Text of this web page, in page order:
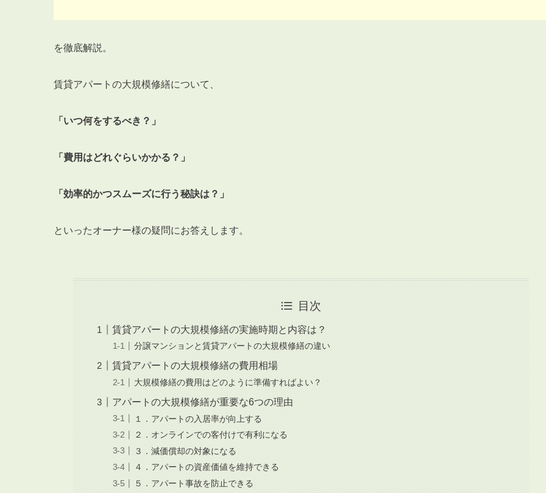
を徹底解説。
賃貸アパートの大規模修繕について、
「いつ何をするべき？」
「費用はどれぐらいかかる？」
「効率的かつスムーズに行う秘訣は？」
といったオーナー様の疑問にお答えします。
目次
賃貸アパートの大規模修繕の実施時期と内容は？
分譲マンションと賃貸アパートの大規模修繕の違い
賃貸アパートの大規模修繕の費用相場
大規模修繕の費用はどのように準備すればよい？
アパートの大規模修繕が重要な6つの理由
１．アパートの入居率が向上する
２．オンラインでの客付けで有利になる
３．減価償却の対象になる
４．アパートの資産価値を維持できる
５．アパート事故を防止できる